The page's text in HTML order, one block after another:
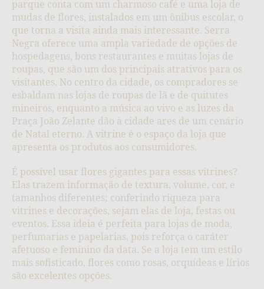
parque conta com um charmoso café e uma loja de
mudas de flores, instalados em um ônibus escolar, o
que torna a visita ainda mais interessante. Serra
Negra oferece uma ampla variedade de opções de
hospedagens, bons restaurantes e muitas lojas de
roupas, que são um dos principais atrativos para os
visitantes. No centro da cidade, os compradores se
esbaldam nas lojas de roupas de lã e de quitutes
mineiros, enquanto a música ao vivo e as luzes da
Praça João Zelante dão à cidade ares de um cenário
de Natal eterno. A vitrine é o espaço da loja que
apresenta os produtos aos consumidores.
É possível usar flores gigantes para essas vitrines?
Elas trazem informação de textura, volume, cor, e
tamanhos diferentes; conferindo riqueza para
vitrines e decorações, sejam elas de loja, festas ou
eventos. Essa ideia é perfeita para lojas de moda,
perfumarias e papelarias, pois reforça o caráter
afetuoso e feminino da data. Se a loja tem um estilo
mais sofisticado, flores como rosas, orquídeas e lírios
são excelentes opções.